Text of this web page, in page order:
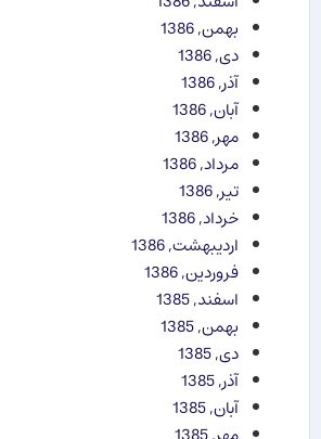
بهمن, 1386
دی, 1386
آذر, 1386
آبان, 1386
مهر, 1386
مرداد, 1386
تیر, 1386
خرداد, 1386
اردیبهشت, 1386
فروردین, 1386
اسفند, 1385
بهمن, 1385
دی, 1385
آذر, 1385
آبان, 1385